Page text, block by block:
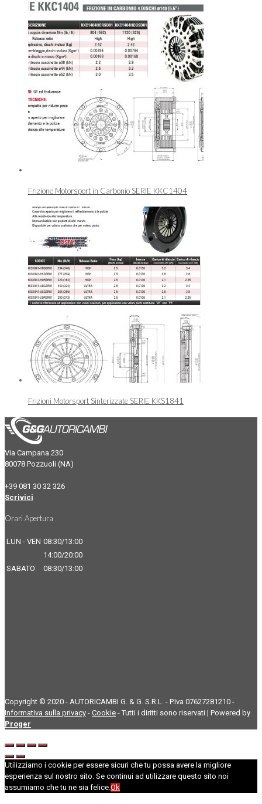
Frizione Motorsport in Carbonio SERIE KKC1404
Frizioni Motorsport Sinterizzate SERIE KKS1841
Via Campana 230
80078 Pozzuoli (NA)
+39 081 30 32 326
Scrivici
Orari Apertura
LUN - VEN 08:30/13:00
14:00/20:00
SABATO
08:30/13:00
Copyright © 2020 - AUTORICAMBI G. & G. S.R.L. - P.Iva 07627281210 -
Informativa sulla privacy - Cookie - Tutti i diritti sono riservati | Powered by
Proger
Utilizziamo i cookie per essere sicuri che tu possa avere la migliore
esperienza sul nostro sito. Se continui ad utilizzare questo sito noi
assumiamo che tu ne sia felice.Ok